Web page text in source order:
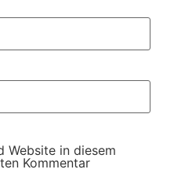
Website in diesem
Kommentar